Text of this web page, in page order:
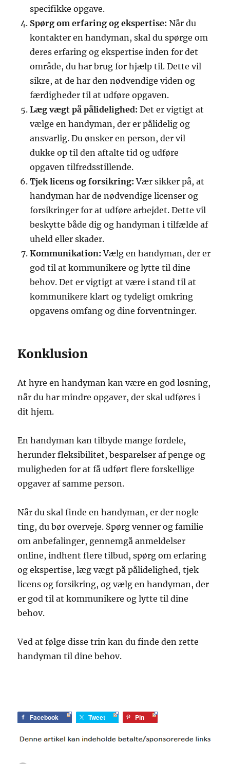
specifikke opgave.
Spørg om erfaring og ekspertise: Når du
kontakter en handyman, skal du spørge om
deres erfaring og ekspertise inden for det
område, du har brug for hjælp til. Dette vil
sikre, at de har den nødvendige viden og
færdigheder til at udføre opgaven.
Læg vægt på pålidelighed: Det er vigtigt at
vælge en handyman, der er pålidelig og
ansvarlig. Du ønsker en person, der vil
dukke op til den aftalte tid og udføre
opgaven tilfredsstillende.
Tjek licens og forsikring: Vær sikker på, at
handyman har de nødvendige licenser og
forsikringer for at udføre arbejdet. Dette vil
beskytte både dig og handyman i tilfælde af
uheld eller skader.
Kommunikation: Vælg en handyman, der er
god til at kommunikere og lytte til dine
behov. Det er vigtigt at være i stand til at
kommunikere klart og tydeligt omkring
opgavens omfang og dine forventninger.
Konklusion
At hyre en handyman kan være en god løsning,
når du har mindre opgaver, der skal udføres i
dit hjem.
En handyman kan tilbyde mange fordele,
herunder fleksibilitet, besparelser af penge og
muligheden for at få udført flere forskellige
opgaver af samme person.
Når du skal finde en handyman, er der nogle
ting, du bør overveje. Spørg venner og familie
om anbefalinger, gennemgå anmeldelser
online, indhent flere tilbud, spørg om erfaring
og ekspertise, læg vægt på pålidelighed, tjek
licens og forsikring, og vælg en handyman, der
er god til at kommunikere og lytte til dine
behov.
Ved at følge disse trin kan du finde den rette
handyman til dine behov.
Facebook Tweet Pin